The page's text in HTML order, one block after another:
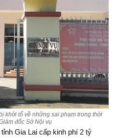
khởi tố về những sai phạm trong thời
đốc Sở Nội vụ
Gia Lai cấp kinh phí 2 tỷ